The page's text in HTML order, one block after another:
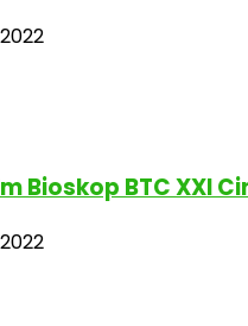
Bioskop BTC XXI